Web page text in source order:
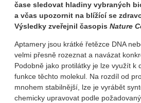
čase sledovat hladiny vybraných
a včas upozornit na blížící se
Výsledky zveřejnil časopis Nature
Aptamery jsou krátké řetězce DNA
velmi přesně rozeznat a navázat
Podobně jako protilátky je lze využít k
funkce těchto molekul. Na rozdíl od
mnohem stabilnější, lze je vyrábět
chemicky upravovat podle